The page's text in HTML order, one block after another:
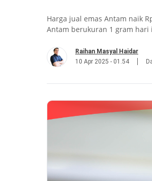
Harga jual emas Antam naik
Antam berukuran 1 gram hari
Raihan Masyal Haidar
10 Apr 2025 - 01.54